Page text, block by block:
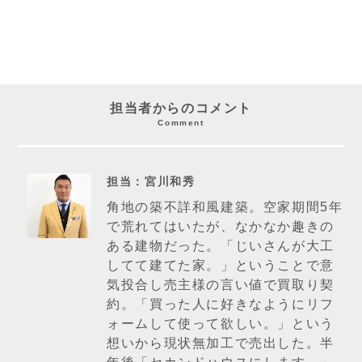
担当者からのコメント
Comment
担当：宮川和秀
角地の築不詳和風建築。空家期間5年
で荒れてはいたが、なかなか趣きの
ある建物だった。「じいさんが大工
してて建てた家。」ということで意
気投合し売主様の言い値で買取り契
約。「買った人に好きなようにリフ
ォームして使って欲しい。」という
想いから現状無加工で売出した。半